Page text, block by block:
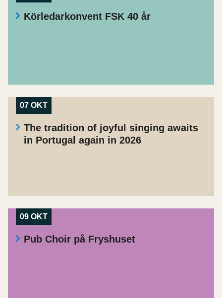
Körledarkonvent FSK 40 år
07 OKT
The tradition of joyful singing awaits
in Portugal again in 2026
09 OKT
Pub Choir på Fryshuset